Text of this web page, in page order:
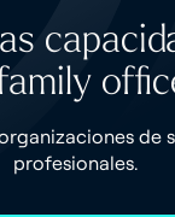
de
profesionales.